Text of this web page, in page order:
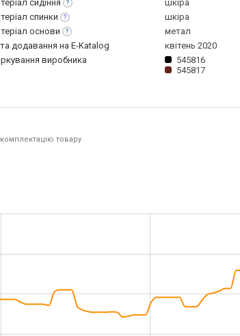
сидіння
шкіра
спинки
шкіра
основи
метал
додавання на E-Katalog
квітень 2020
виробника
545816
545817
товару